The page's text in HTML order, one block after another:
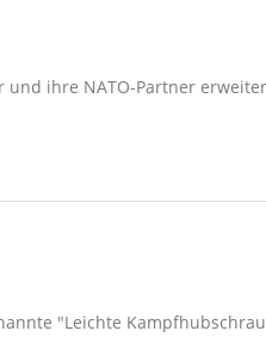
ihre NATO-Partner
"Leichte